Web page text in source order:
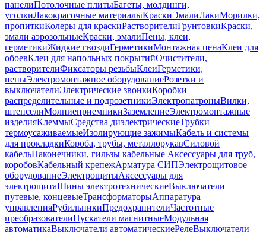
панелиПотолочные плитыБагеты, молдинги,
уголкиЛакокрасочные материалыКраскиЭмалиЛакиМорилки,
пропиткиКолеры для краскиРастворителиГрунтовкиКраски,
эмали аэрозольныеКраски, эмалиПены, клеи,
герметикиЖидкие гвоздиГерметикиМонтажная пенаКлеи для
обоевКлеи для напольных покрытийОчистители,
растворителиФиксаторы резьбыКлеиГерметики,
пеныЭлектромонтажное оборудованиеРозетки и
выключателиЭлектрические звонкиКоробки
распределительные и подрозетникиЭлектропатроныВилки,
штепселиМолниеприемникиЗаземлениеЭлектромонтажные
изделияКлеммыСредства диэлектрическиеТрубки
термоусаживаемыеИзолирующие зажимыКабель и системы
для прокладкиКороба, трубы, металлорукавСиловой
кабельНаконечники, гильзы кабельные Аксессуары для труб,
коробовКабельный крепежАрматура СИПЭлектрощитовое
оборудованиеЭлектрощитыАксессуары для
электрощитаШины электротехническиеВыключатели
путевые, концевыеТрансформаторыАппаратура
управленияРубильникиПредохранителиЧастотные
преобразователиПускатели магнитныеМодульная
автоматикаВыключатели автоматическиеРелеВыключатели